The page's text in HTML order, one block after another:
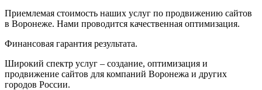
Приемлемая стоимость наших услуг по продвижению сайтов
в Воронеже. Нами проводится качественная оптимизация.
Финансовая гарантия результата.
Широкий спектр услуг – создание, оптимизация и
продвижение сайтов для компаний Воронежа и других
городов России.